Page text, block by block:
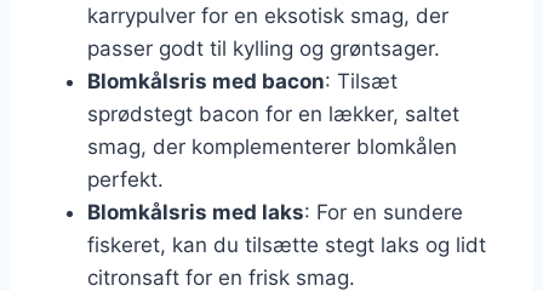
karrypulver for en eksotisk smag, der
passer godt til kylling og grøntsager.
Blomkålsris med bacon: Tilsæt
sprødstegt bacon for en lækker, saltet
smag, der komplementerer blomkålen
perfekt.
Blomkålsris med laks: For en sundere
fiskeret, kan du tilsætte stegt laks og lidt
citronsaft for en frisk smag.